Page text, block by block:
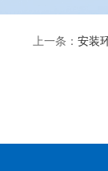
上一条： 安装